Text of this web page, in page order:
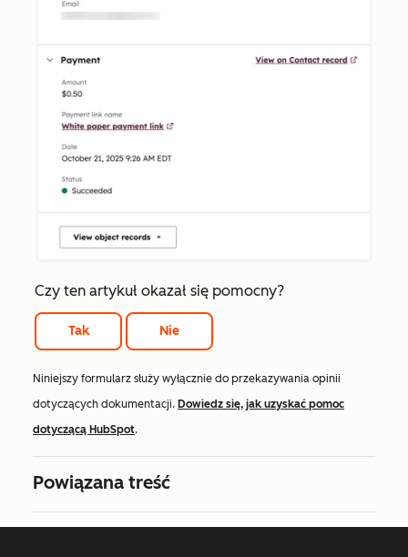
Czy ten artykuł okazał się pomocny?
Tak Nie
Niniejszy formularz służy wyłącznie do przekazywania opinii
dotyczących dokumentacji. Dowiedz się, jak uzyskać pomoc
dotyczącą HubSpot.
Powiązana treść